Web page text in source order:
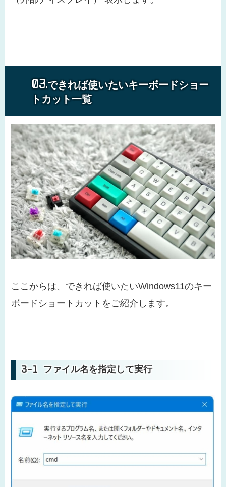
できれば使いたいキーボードショー
トカット一覧
ここからは、できれば使いたいWindows11のキー
ボードショートカットをご紹介します。
ファイル名を指定して実行